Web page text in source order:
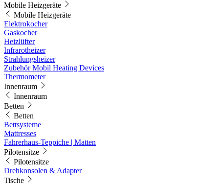
Mobile Heizgeräte
Mobile Heizgeräte
Elektrokocher
Gaskocher
Heizlüfter
Infrarotheizer
Strahlungsheizer
Zubehör Mobil Heating Devices
Thermometer
Innenraum
Innenraum
Betten
Betten
Bettsysteme
Mattresses
Fahrerhaus-Teppiche | Matten
Pilotensitze
Pilotensitze
Drehkonsolen & Adapter
Tische